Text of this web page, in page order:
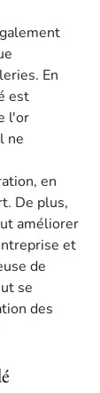
En
est
l'or
ne
en
De plus,
améliorer
et
de
se
des